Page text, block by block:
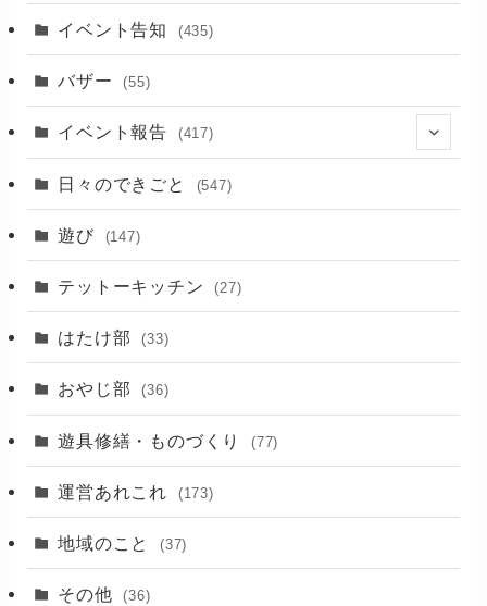
イベント告知 (435)
バザー (55)
イベント報告 (417)
(2)
(3)
日々のできごと (547)
遊び (147)
テットーキッチン (27)
はたけ部 (33)
おやじ部 (36)
遊具修繕・ものづくり (77)
運営あれこれ (173)
地域のこと (37)
その他 (36)